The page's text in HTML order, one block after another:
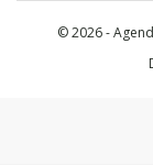
© 2026 -